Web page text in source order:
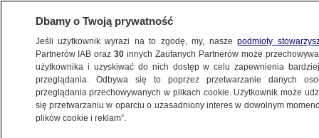
POLSKA
Dbamy o Twoją prywatność
Jeśli użytkownik wyrazi na to zgodę, my, naszepodmioty
Partnerów IAB oraz30 innych Zaufanych Partnerów może
użytkownika i uzyskiwać do nich dostęp w celu zapewnienia
przeglądania. Odbywa się to poprzez przetwarzanie danych
przeglądania przechowywanych w plikach cookie. Użytkownik może
się przetwarzaniu w oparciu o uzasadniony interes w dowolnym
plików cookie i reklam”.